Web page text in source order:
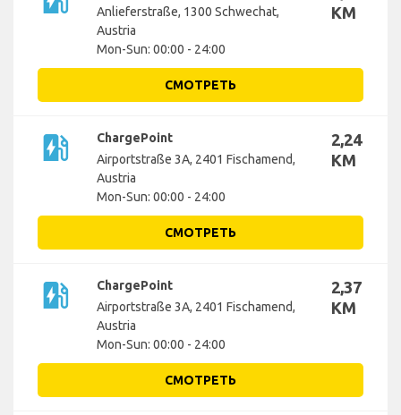
Anlieferstraße, 1300 Schwechat,
Austria
Mon-Sun: 00:00 - 24:00
KM
СМОТРЕТЬ
ev_station
ChargePoint
Airportstraße 3A, 2401 Fischamend,
Austria
Mon-Sun: 00:00 - 24:00
2,24
KM
СМОТРЕТЬ
ev_station
ChargePoint
Airportstraße 3A, 2401 Fischamend,
Austria
Mon-Sun: 00:00 - 24:00
2,37
KM
СМОТРЕТЬ